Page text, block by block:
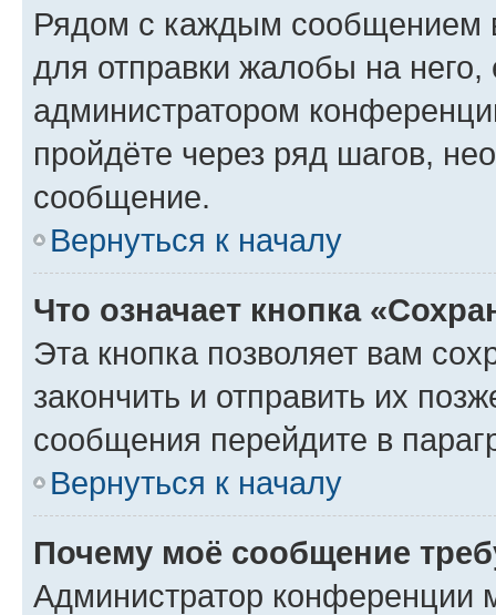
Рядом с каждым сообщением
для отправки жалобы на
администратором
пройдёте через ряд шагов,
сообщение.
Вернуться к началу
Что означает кнопка
Эта кнопка позволяет вам
закончить и отправить их
сообщения перейдите в
Вернуться к началу
Почему моё сообщение
Администратор конференции